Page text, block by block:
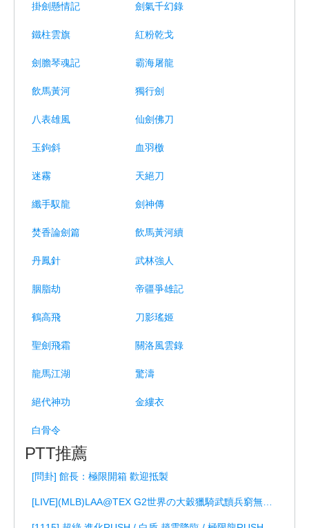
掛劍懸情記 劍氣千幻錄
鐵柱雲旗 紅粉乾戈
劍膽琴魂記 霸海屠龍
飲馬黃河 獨行劍
八表雄風 仙劍佛刀
玉鉤斜 血羽檄
迷霧 天絕刀
纖手馭龍 劍神傳
焚香論劍篇 飲馬黃河續
丹鳳針 武林強人
胭脂劫 帝疆爭雄記
鶴高飛 刀影瑤姬
聖劍飛霜 關洛風雲錄
龍馬江湖 驚濤
絕代神功 金縷衣
白骨令
PTT推薦
[問卦] 館長：極限開箱 歡迎抵製